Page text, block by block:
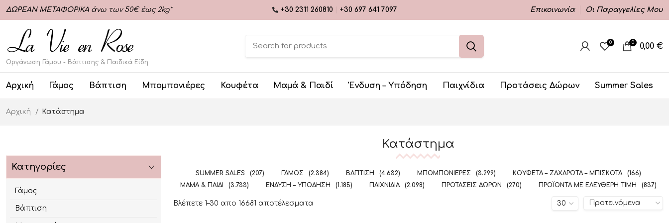
ΔΩΡΕΑΝ ΜΕΤΑΦΟΡΙΚΑ άνω των 50€ έως 2kg* +30 2311 260810 +30 697 641 7097 Επικοινωνία Οι Παραγγελίες Μου
Οργάνωση Γάμου - Βάπτισης & Παιδικά Είδη
0 0 0,00 €
Αρχική Γάμος Βάπτιση Μπομπονιέρες Κουφέτα Μαμά & Παιδί Ένδυση – Υπόδηση Παιχνίδια Προτάσεις Δώρων Summer Sales
Αρχική Κατάστημα
Κατηγορίες
Γάμος
Βάπτιση
Κατάστημα
SUMMER SALES (207) ΓΆΜΟΣ (2.384) ΒΆΠΤΙΣΗ (4.632) ΜΠΟΜΠΟΝΙΈΡΕΣ (3.299) ΚΟΥΦΈΤΑ – ΖΑΧΑΡΩΤΆ – ΜΠΙΣΚΌΤΑ
(166)
ΜΑΜΆ & ΠΑΙΔΊ
(3.733) ΈΝΔΥΣΗ – ΥΠΌΔΗΣΗ (1.185) ΠΑΙΧΝΊΔΙΑ (2.098) ΠΡΟΤΆΣΕΙΣ ΔΏΡΩΝ (270) ΠΡΟΪΌΝΤΑ ΜΕ ΕΛΕΎΘΕΡΗ ΤΙΜΉ (837)
Βλέπετε 1–30 απο 16681 αποτέλεσματα